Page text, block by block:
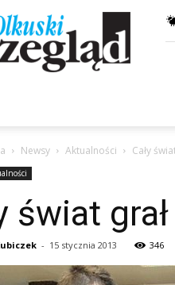
Newsy Aktualności Cały
świat
- 15 stycznia 2013 346